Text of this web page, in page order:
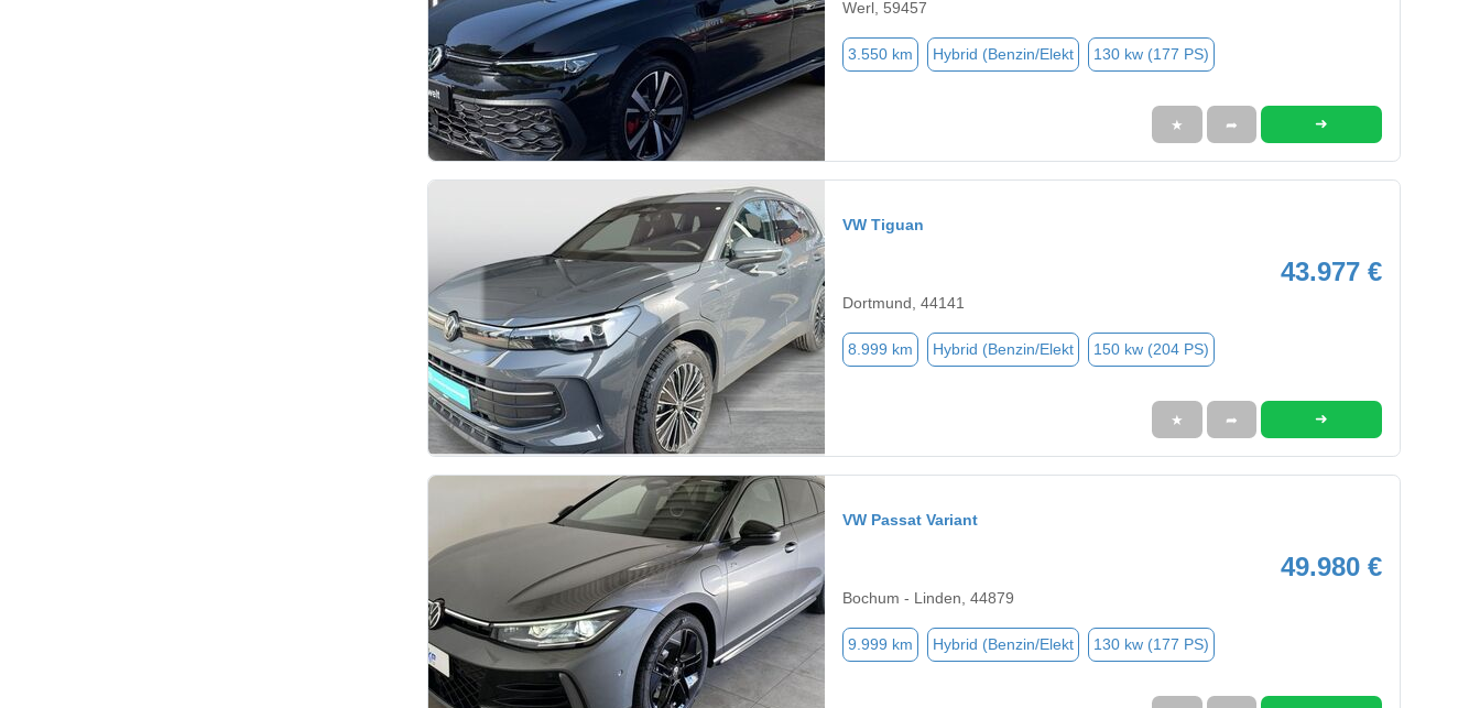
Werl, 59457
3.550 km Hybrid (Benzin/Elekt 130 kw (177 PS)
★ ➦ ➜
VW Tiguan
43.977 €
Dortmund, 44141
8.999 km Hybrid (Benzin/Elekt 150 kw (204 PS)
★ ➦ ➜
VW Passat Variant
49.980 €
Bochum - Linden, 44879
9.999 km Hybrid (Benzin/Elekt 130 kw (177 PS)